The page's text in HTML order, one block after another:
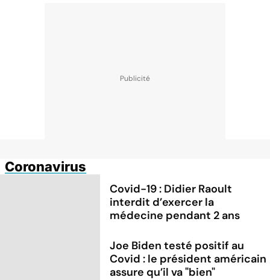
Coronavirus
Covid-19 : Didier Raoult
interdit d’exercer la
médecine pendant 2 ans
Joe Biden testé positif au
Covid : le président américain
assure qu’il va "bien"